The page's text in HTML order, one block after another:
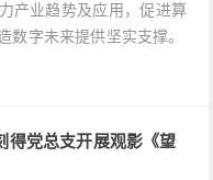
产业趋势及应用，促进算
数字未来提供坚实支撑。
党总支开展观影《望